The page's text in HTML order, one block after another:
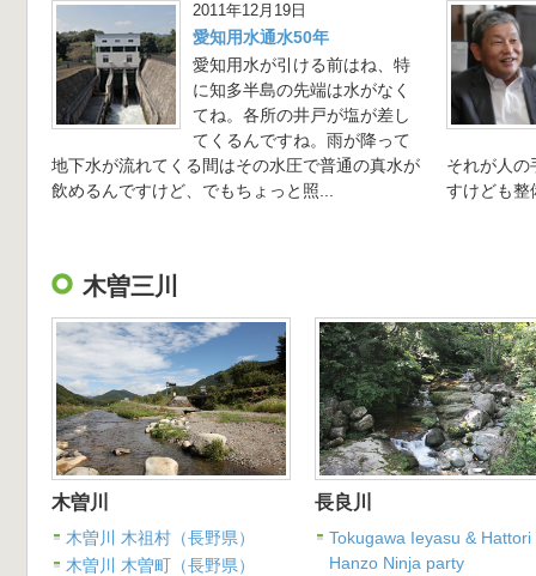
2011年12月19日
愛知用水通水50年
愛知用水が引ける前はね、特
に知多半島の先端は水がなく
てね。各所の井戸が塩が差し
てくるんですね。雨が降って
地下水が流れてくる間はその水圧で普通の真水が
飲めるんですけど、でもちょっと照...
それが人の
すけども整
木曽三川
木曽川
木曽川 木祖村（長野県）
木曽川 木曽町（長野県）
長良川
Tokugawa Ieyasu & Hattori
Hanzo Ninja party